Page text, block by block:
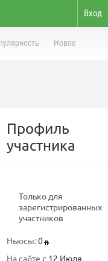
Вход
Новое
Профиль
участника
Только для
зарегистрированных
участников
Ньюсы:0
На сайте с 12 Июля